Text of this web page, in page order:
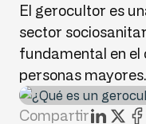
El gerocultor es
sector
fundamental en el
personas
Compartir